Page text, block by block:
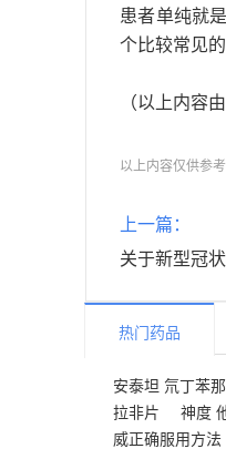
患者单纯就
个比较常见
（以上内容
以上内容仅供参考
上一篇：
关于新型冠
热门药品
安泰坦 氘丁苯
拉非片
神度
威正确服用方法